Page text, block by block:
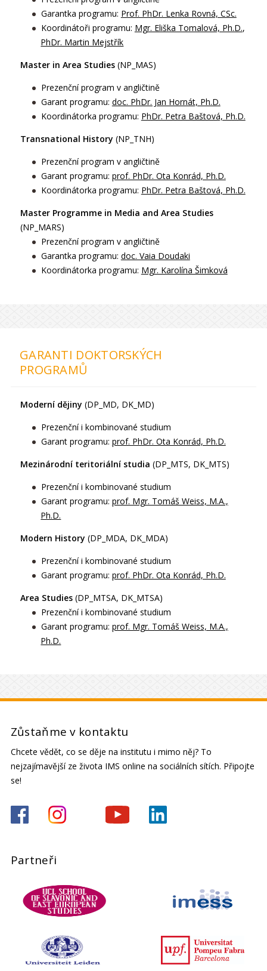
Garantka programu: Prof. PhDr. Lenka Rovná, CSc.
Koordinátoři programu: Mgr. Eliška Tomalová, Ph.D.,
PhDr. Martin Mejstřík
Master in Area Studies(NP_MAS)
Prezenční program v angličtině
Garant programu: doc. PhDr. Jan Hornát, Ph.D.
Koordinátorka programu: PhDr. Petra Baštová, Ph.D.
Transnational History(NP_TNH)
Prezenční program v angličtině
Garant programu: prof. PhDr. Ota Konrád, Ph.D.
Koordinátorka programu: PhDr. Petra Baštová, Ph.D.
Master Programme in Media and Area Studies
(NP_MARS)
Prezenční program v angličtině
Garantka programu: doc. Vaia Doudaki
Koordinátorka programu: Mgr. Karolína Šimková
GARANTI DOKTORSKÝCH
PROGRAMŮ
Moderní dějiny(DP_MD, DK_MD)
Prezenční i kombinované studium
Garant programu: prof. PhDr. Ota Konrád, Ph.D.
Mezinárodní teritoriální studia(DP_MTS, DK_MTS)
Prezenční i kombinované studium
Garant programu: prof. Mgr. Tomáš Weiss, M.A.,
Ph.D.
Modern History(DP_MDA, DK_MDA)
Prezenční i kombinované studium
Garant programu: prof. PhDr. Ota Konrád, Ph.D.
Area Studies(DP_MTSA, DK_MTSA)
Prezenční i kombinované studium
Garant programu: prof. Mgr. Tomáš Weiss, M.A.,
Ph.D.
Zůstaňme v kontaktu
Chcete vědět, co se děje na institutu i mimo něj? To
nejzajímavější ze života IMS online na sociálních sítích. Připojte
se!
Partneři